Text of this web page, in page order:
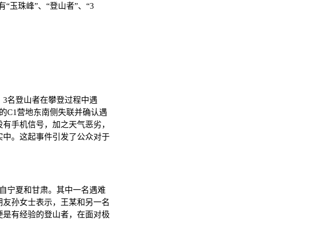
玉珠峰”、“登山者”、“3
名登山者在攀登过程中遇
C1营地东南侧失联并确认遇
手机信号，加之天气恶劣，
。这起事件引发了公众对于
宁夏和甘肃。其中一名遇难
孙女士表示，王某和另一名
有经验的登山者，在面对极